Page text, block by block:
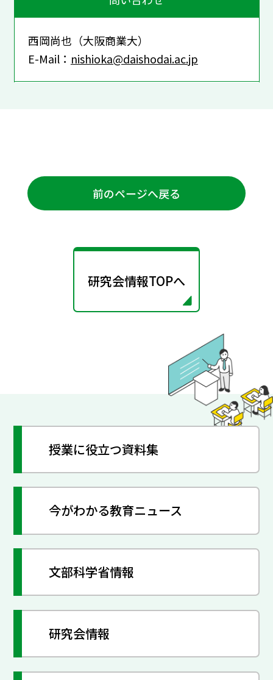
西岡尚也（大阪商業大）
E-Mail： nishioka@daishodai.ac.jp
前のページへ戻る
研究会情報TOPへ
授業に役立つ資料集
今がわかる教育ニュース
文部科学省情報
研究会情報